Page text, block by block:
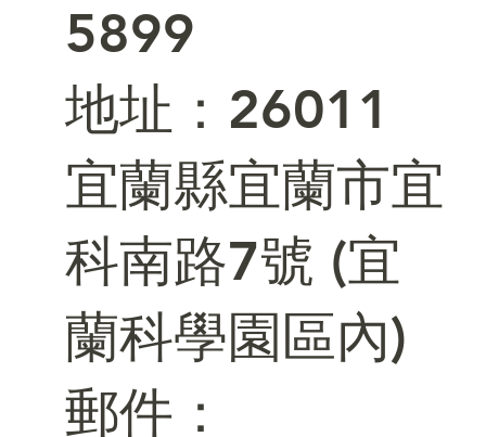
5899
​地址：26011
宜蘭縣宜蘭市宜
科南路7號 (宜
蘭科學園區內)
郵件：